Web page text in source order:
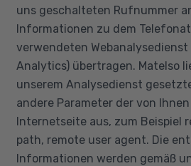
uns geschalteten Rufnummer
Informationen zu dem
verwendeten Webanalysedienst
Analytics) übertragen. Matelso
unserem Analysedienst
andere Parameter der von
Internetseite aus, zum Beispiel
path, remote user agent. Die
Informationen werden gemäß